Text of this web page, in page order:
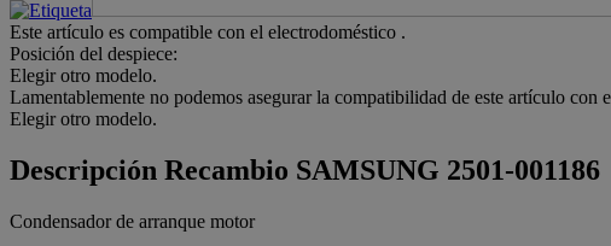
Este artículo es compatible con el electrodoméstico .
Posición del despiece:
Elegir otro modelo.
Lamentablemente no podemos asegurar la compatibilidad de este artículo con
Elegir otro modelo.
Descripción Recambio SAMSUNG 2501-001186
Condensador de arranque motor